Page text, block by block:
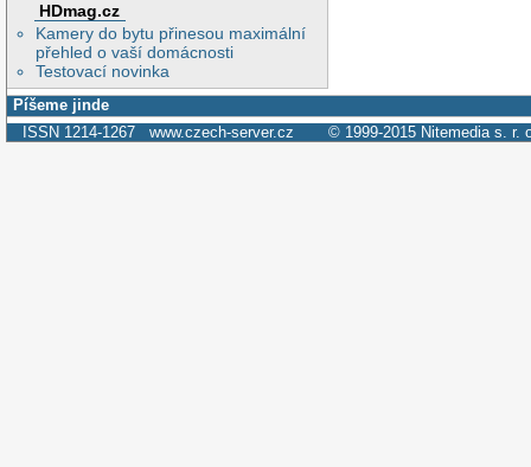
HDmag.cz
Kamery do bytu přinesou maximální
přehled o vaší domácnosti
Testovací novinka
Píšeme jinde
ISSN 1214-1267 www.czech-server.cz © 1999-2015 Nitemedia s. r.